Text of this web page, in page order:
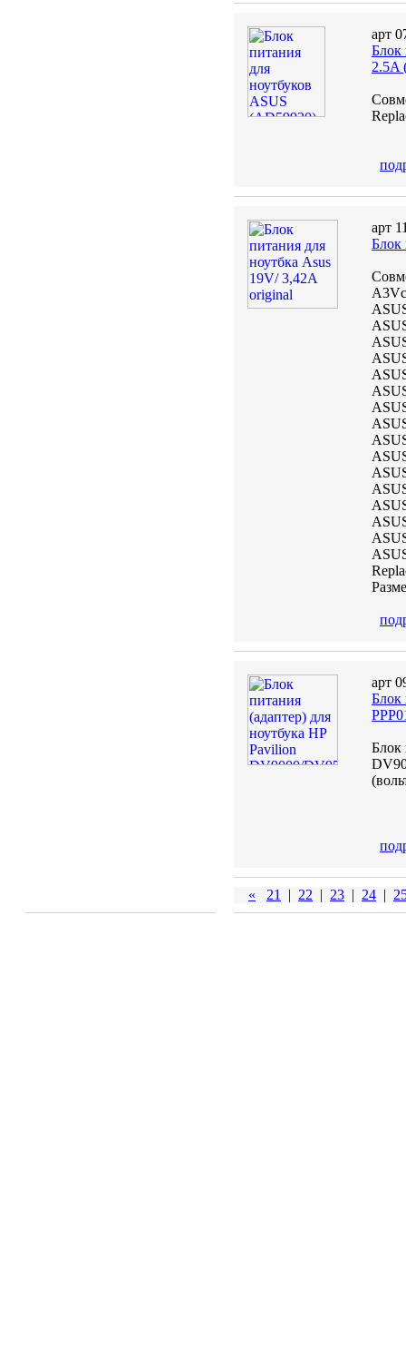
арт
Блок
2.5A
арт
Блок
арт
Блок
Блок
« 21 | 22 | 23 | 24 |